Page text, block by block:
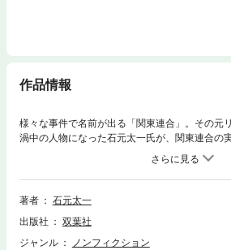
作品情報
様々な事件で名前が出る「関東連合」。その元
渦中の人物になった石元太一氏が、関東連合の
る。暴走族として活動し、トーヨーボウル事件
代。また、芸能人との交友、海老蔵事件の真相
ベールに包まれていた謎が明らかに。
著者
石元太一
出版社
双葉社
ジャンル
ノンフィクション